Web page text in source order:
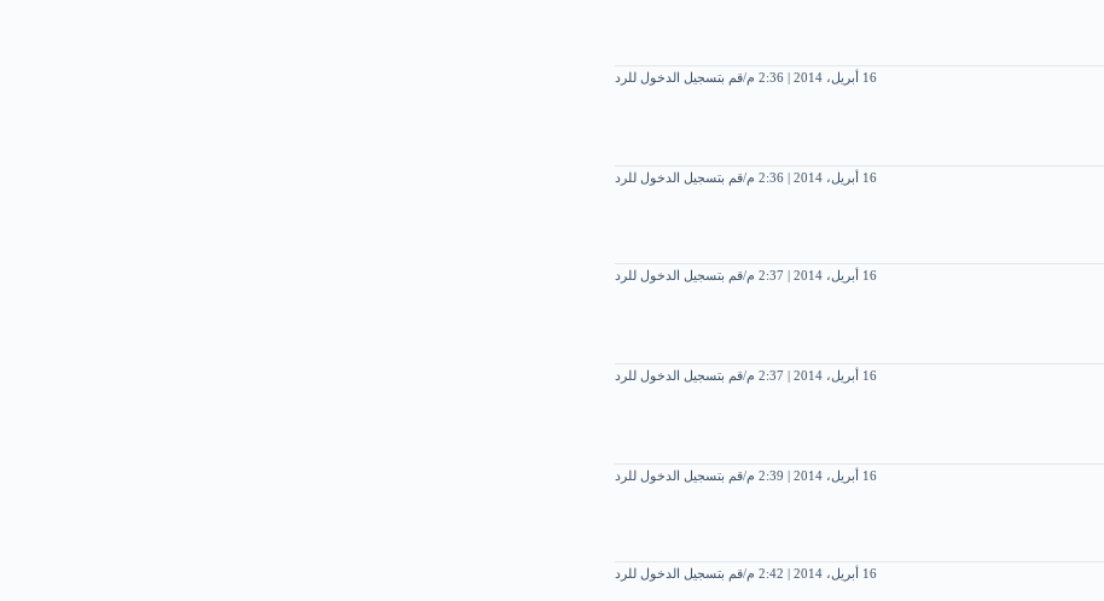
16 أبريل، 2014 | 2:36 م قم بتسجيل الدخول للرد
16 أبريل، 2014 | 2:36 م قم بتسجيل الدخول للرد
16 أبريل، 2014 | 2:37 م قم بتسجيل الدخول للرد
16 أبريل، 2014 | 2:37 م قم بتسجيل الدخول للرد
16 أبريل، 2014 | 2:39 م قم بتسجيل الدخول للرد
16 أبريل، 2014 | 2:42 م قم بتسجيل الدخول للرد